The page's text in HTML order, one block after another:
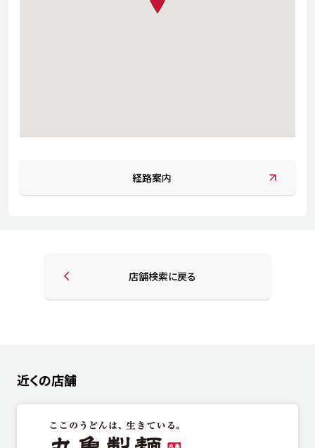
経路案内
店舗検索に戻る
近くの店舗